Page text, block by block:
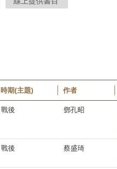
時期(主題) 作者
戰後 鄧孔昭
戰後 蔡盛琦